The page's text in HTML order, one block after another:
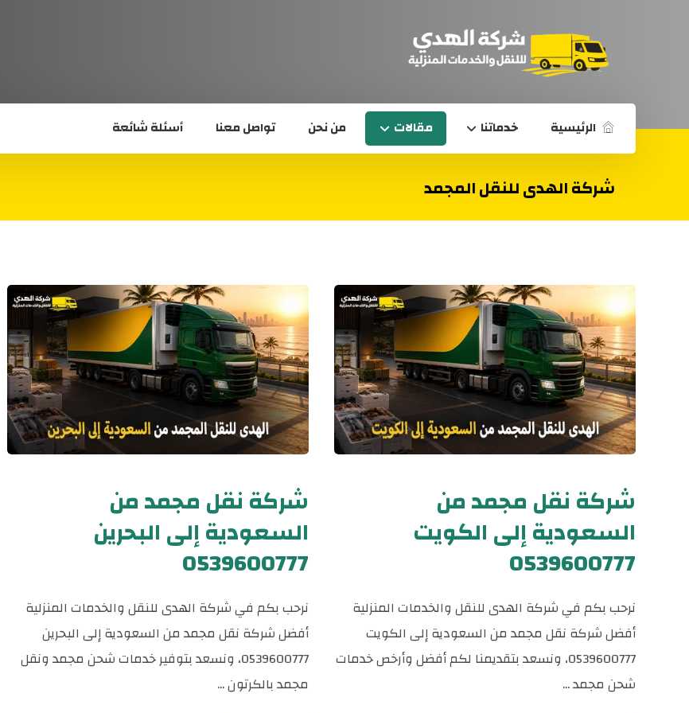
الرئيسية خدماتنا مقالات من نحن تواصل معنا أسئلة شائعة
شركة الهدى للنقل المجمد
شركة نقل مجمد من
السعودية إلى الكويت
0539600777
نرحب بكم في شركة الهدى للنقل والخدمات المنزلية
أفضل شركة نقل مجمد من السعودية إلى الكويت
0539600777، ونسعد بتقديمنا لكم أفضل وأرخص خدمات
شحن مجمد ...
شركة نقل مجمد من
السعودية إلى البحرين
0539600777
نرحب بكم في شركة الهدى للنقل والخدمات المنزلية
أفضل شركة نقل مجمد من السعودية إلى البحرين
0539600777، ونسعد بتوفير خدمات شحن مجمد ونقل
مجمد بالكرتون ...